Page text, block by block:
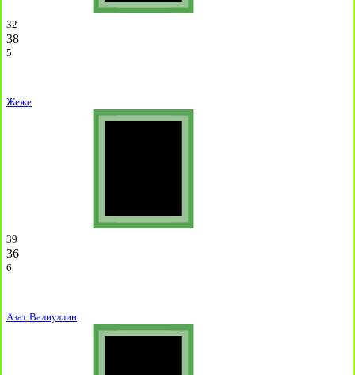
32
38
5
Жеже
39
36
6
Азат Валиуллин